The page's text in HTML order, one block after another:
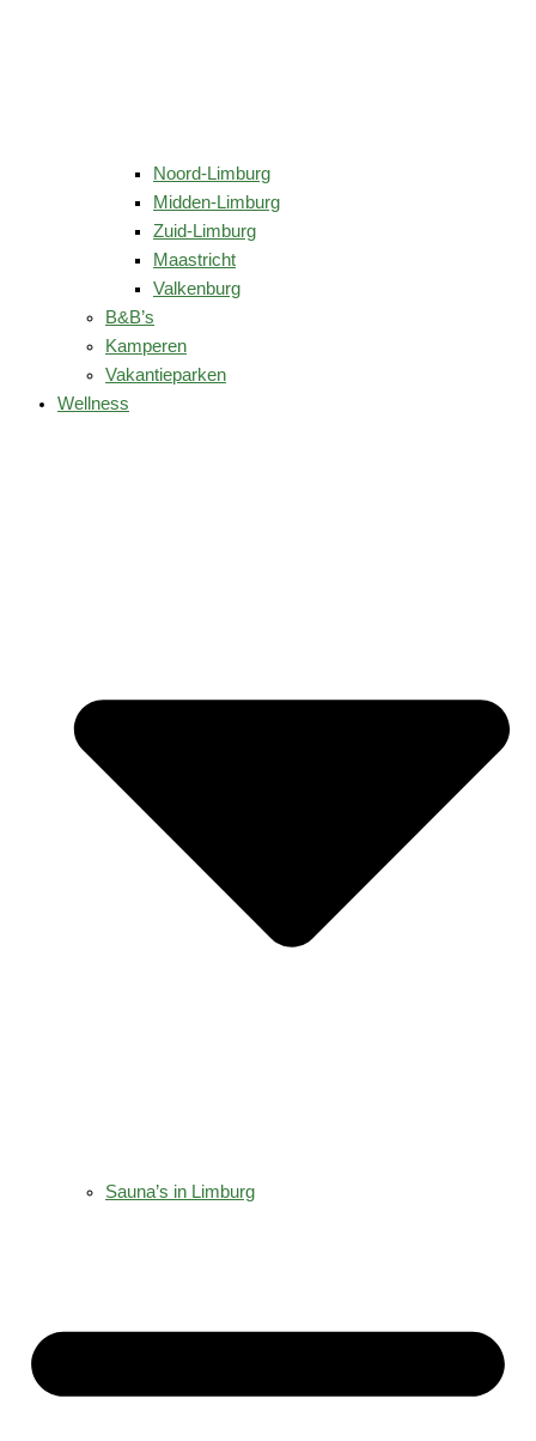
Noord-Limburg
Midden-Limburg
Zuid-Limburg
Maastricht
Valkenburg
B&B’s
Kamperen
Vakantieparken
Wellness
Sauna’s in Limburg